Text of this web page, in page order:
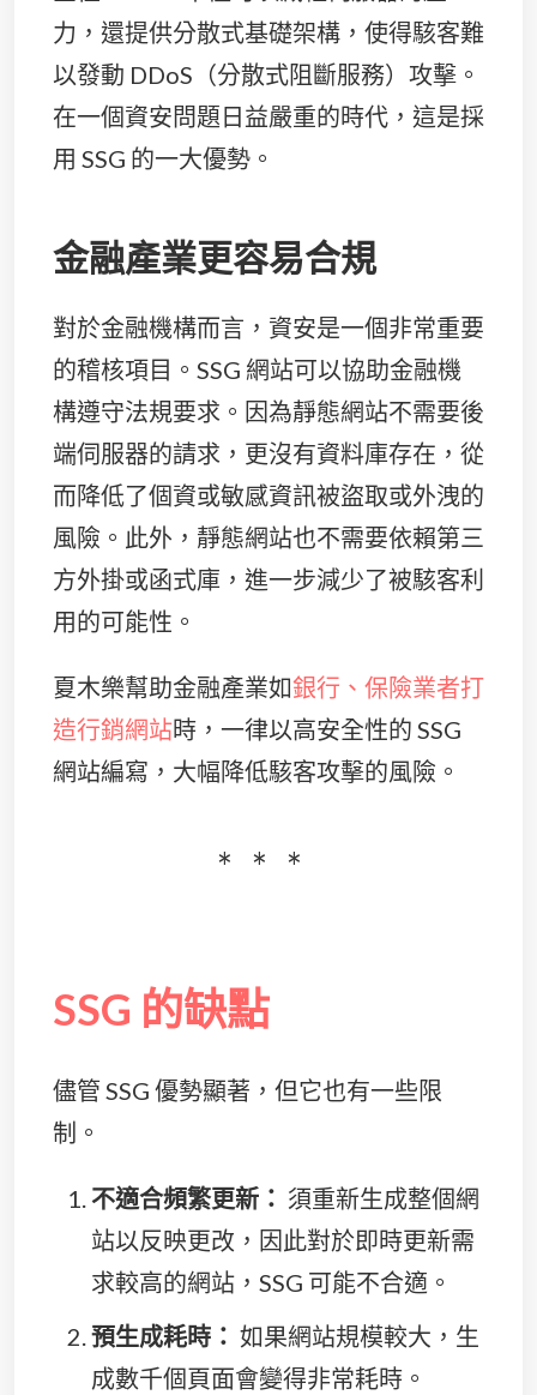
力，還提供分散式基礎架構，使得駭客難
以發動 DDoS（分散式阻斷服務）攻擊。
在一個資安問題日益嚴重的時代，這是採
用 SSG 的一大優勢。
金融產業更容易合規
對於金融機構而言，資安是一個非常重要
的稽核項目。SSG 網站可以協助金融機
構遵守法規要求。因為靜態網站不需要後
端伺服器的請求，更沒有資料庫存在，從
而降低了個資或敏感資訊被盜取或外洩的
風險。此外，靜態網站也不需要依賴第三
方外掛或函式庫，進一步減少了被駭客利
用的可能性。
夏木樂幫助金融產業如銀行、保險業者打
造行銷網站時，一律以高安全性的 SSG
網站編寫，大幅降低駭客攻擊的風險。
SSG 的缺點
儘管 SSG 優勢顯著，但它也有一些限
制。
不適合頻繁更新： 須重新生成整個網
站以反映更改，因此對於即時更新需
求較高的網站，SSG 可能不合適。
預生成耗時： 如果網站規模較大，生
成數千個頁面會變得非常耗時。